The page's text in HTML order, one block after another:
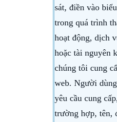
sát, điền vào
trong quá trình
hoạt động, dịch
hoặc tài nguyên
chúng tôi cung
web. Người
yêu cầu cung
trường hợp, tên,